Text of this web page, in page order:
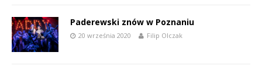
Paderewski znów w Poznaniu
20 września 2020 Filip Olczak